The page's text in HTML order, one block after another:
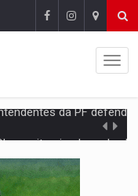
Chapa vitaminada pode alcançar larga e boa
público com 2.000 vagas para
provocam debate sobre temas urgentes